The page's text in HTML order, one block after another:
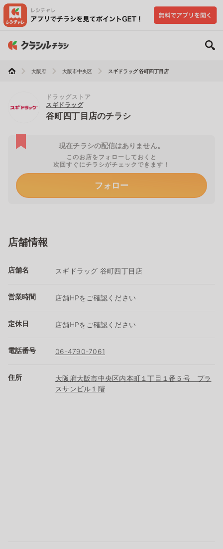
大阪府 大阪市中央区 スギドラッグ 谷町四丁目店
ドラッグストア
スギドラッグ
谷町四丁目店のチラシ
現在チラシの配信はありません。
このお店をフォローしておくと
次回すぐにチラシがチェックできます！
フォロー
店舗情報
店舗名 スギドラッグ 谷町四丁目店
営業時間 店舗HPをご確認ください
定休日 店舗HPをご確認ください
電話番号 06-4790-7061
住所
大阪府大阪市中央区内本町１丁目１番５号 プラ
スサンビル１階